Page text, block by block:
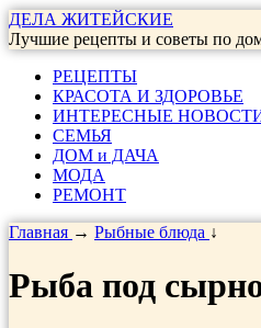
ДЕЛА ЖИТЕЙСКИЕ
Лучшие рецепты и советы по
РЕЦЕПТЫ
КРАСОТА И ЗДОРОВЬЕ
ИНТЕРЕСНЫЕ
СЕМЬЯ
ДОМ и ДАЧА
МОДА
РЕМОНТ
Главная → Рыбные блюда ↓
Рыба под